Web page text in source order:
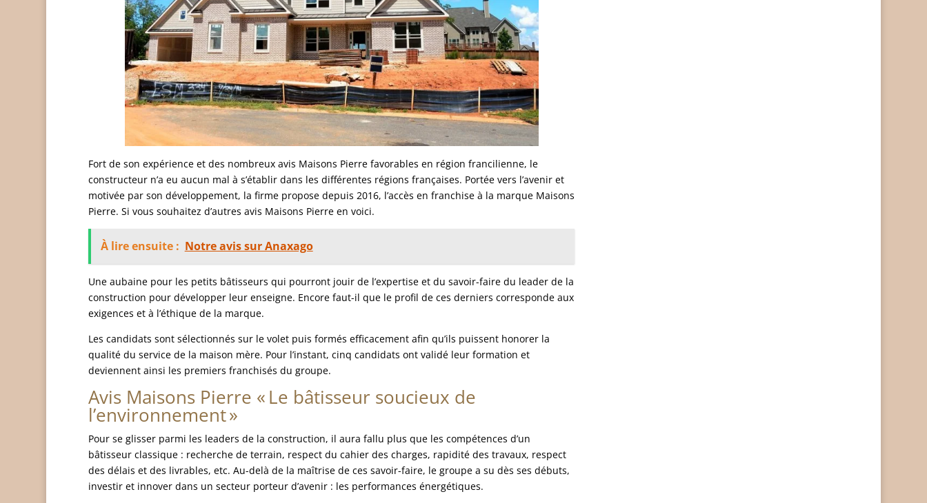
Fort de son expérience et des nombreux avis Maisons Pierre favorables en région francilienne, le
constructeur n’a eu aucun mal à s’établir dans les différentes régions françaises. Portée vers l’avenir et
motivée par son développement, la firme propose depuis 2016, l’accès en franchise à la marque Maisons
Pierre. Si vous souhaitez d’autres avis Maisons Pierre en voici.
À lire ensuite : Notre avis sur Anaxago
Une aubaine pour les petits bâtisseurs qui pourront jouir de l’expertise et du savoir-faire du leader de la
construction pour développer leur enseigne. Encore faut-il que le profil de ces derniers corresponde aux
exigences et à l’éthique de la marque.
Les candidats sont sélectionnés sur le volet puis formés efficacement afin qu’ils puissent honorer la
qualité du service de la maison mère. Pour l’instant, cinq candidats ont validé leur formation et
deviennent ainsi les premiers franchisés du groupe.
Avis Maisons Pierre « Le bâtisseur soucieux de
l’environnement »
Pour se glisser parmi les leaders de la construction, il aura fallu plus que les compétences d’un
bâtisseur classique : recherche de terrain, respect du cahier des charges, rapidité des travaux, respect
des délais et des livrables, etc. Au-delà de la maîtrise de ces savoir-faire, le groupe a su dès ses débuts,
investir et innover dans un secteur porteur d’avenir : les performances énergétiques.